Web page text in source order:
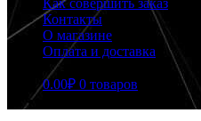
Как совершить заказ
Контакты
О магазине
Оплата и доставка
0.00₽ 0 товаров